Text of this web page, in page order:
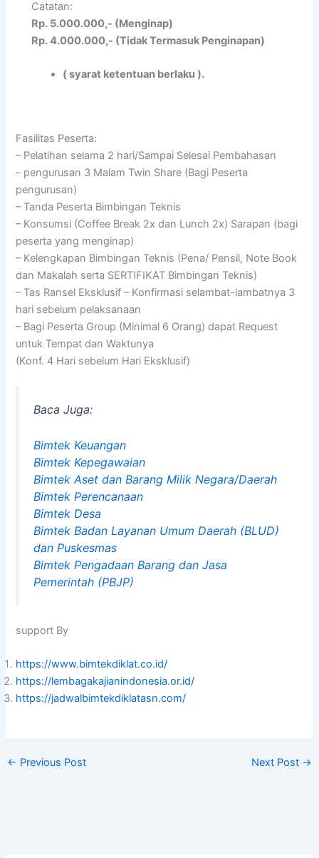
Catatan:
Rp. 5.000.000,- (Menginap)
Rp. 4.000.000,- (Tidak Termasuk Penginapan)
( syarat ketentuan berlaku ).
Fasilitas Peserta:
– Pelatihan selama 2 hari/Sampai Selesai Pembahasan
– pengurusan 3 Malam Twin Share (Bagi Peserta
pengurusan)
– Tanda Peserta Bimbingan Teknis
– Konsumsi (Coffee Break 2x dan Lunch 2x) Sarapan (bagi
peserta yang menginap)
– Kelengkapan Bimbingan Teknis (Pena/ Pensil, Note Book
dan Makalah serta SERTIFIKAT Bimbingan Teknis)
– Tas Ransel Eksklusif – Konfirmasi selambat-lambatnya 3
hari sebelum pelaksanaan
– Bagi Peserta Group (Minimal 6 Orang) dapat Request
untuk Tempat dan Waktunya
(Konf. 4 Hari sebelum Hari Eksklusif)
Baca Juga:
Bimtek Keuangan
Bimtek Kepegawaian
Bimtek Aset dan Barang Milik Negara/Daerah
Bimtek Perencanaan
Bimtek Desa
Bimtek Badan Layanan Umum Daerah (BLUD)
dan Puskesmas
Bimtek Pengadaan Barang dan Jasa
Pemerintah (PBJP)
support By
https://www.bimtekdiklat.co.id/
https://lembagakajianindonesia.or.id/
https://jadwalbimtekdiklatasn.com/
← Previous Post Next Post →